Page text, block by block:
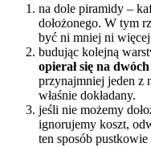
na dole piramidy –
dołożonego. W tym
być ni mniej ni
budując kolejną
opierał się na dwóch
przynajmniej jeden z
właśnie dokładany.
jeśli nie możemy
ignorujemy koszt,
ten sposób